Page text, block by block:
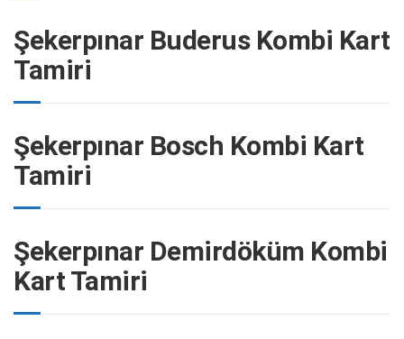
Şekerpınar Buderus Kombi Kart
Tamiri
Şekerpınar Bosch Kombi Kart
Tamiri
Şekerpınar Demirdöküm Kombi
Kart Tamiri